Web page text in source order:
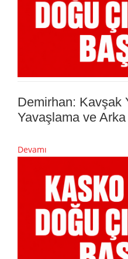
Demirhan: Kavşak
Yavaşlama ve Arka
Devamı